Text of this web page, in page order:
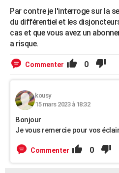
Par contre je l'interroge sur la
du différentiel et les
cas et que vous avez un
a risque.
Commenter 0
kousy
15 mars 2023 à 18:32
Bonjour
Je vous remercie pour vos
Commenter 0